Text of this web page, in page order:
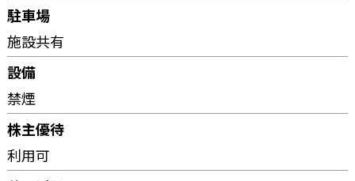
駐車場
施設共有
設備
禁煙
株主優待
利用可